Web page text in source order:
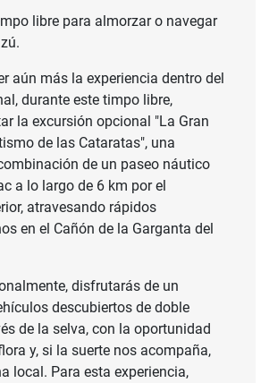
libre para almorzar o navegar
aún más la experiencia dentro del
durante este timpo libre,
la excursión opcional "La Gran
de las Cataratas", una
de un paseo náutico
a lo largo de 6 km por el
atravesando rápidos
en el Cañón de la Garganta del
disfrutarás de un
descubiertos de doble
de la selva, con la oportunidad
y, si la suerte nos acompaña,
local. Para esta experiencia,